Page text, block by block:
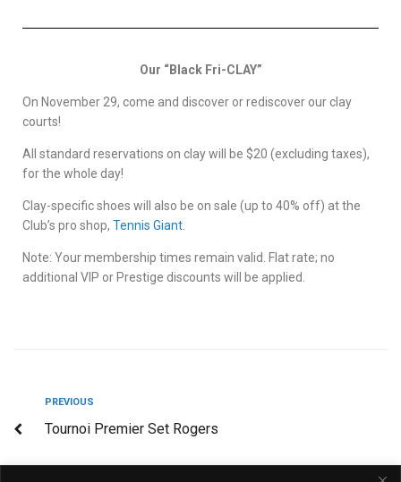
Our “Black Fri-CLAY”
On November 29, come and discover or rediscover our clay
courts!
All standard reservations on clay will be $20 (excluding taxes),
for the whole day!
Clay-specific shoes will also be on sale (up to 40% off) at the
Club’s pro shop, Tennis Giant
Note: Your membership times remain valid. Flat rate; no
additional VIP or Prestige discounts will be applied.
PREVIOUS
Tournoi Premier Set Rogers